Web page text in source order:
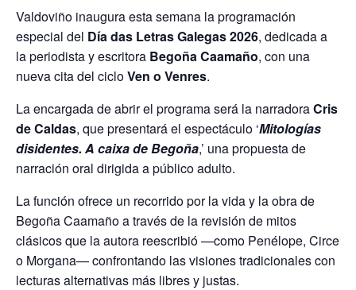
Valdoviño inaugura esta semana la programación
especial del Día das Letras Galegas 2026, dedicada a
la periodista y escritora Begoña Caamaño, con una
nueva cita del cicloVen o Venres.
La encargada de abrir el programa será la narradoraCris
de Caldas, que presentará el espectáculo ‘Mitologías
disidentes. A caixa de Begoña,’ una propuesta de
narración oral dirigida a público adulto.
La función ofrece un recorrido por la vida y la obra de
Begoña Caamaño a través de la revisión de mitos
clásicos que la autora reescribió —como Penélope, Circe
o Morgana— confrontando las visiones tradicionales con
lecturas alternativas más libres y justas.